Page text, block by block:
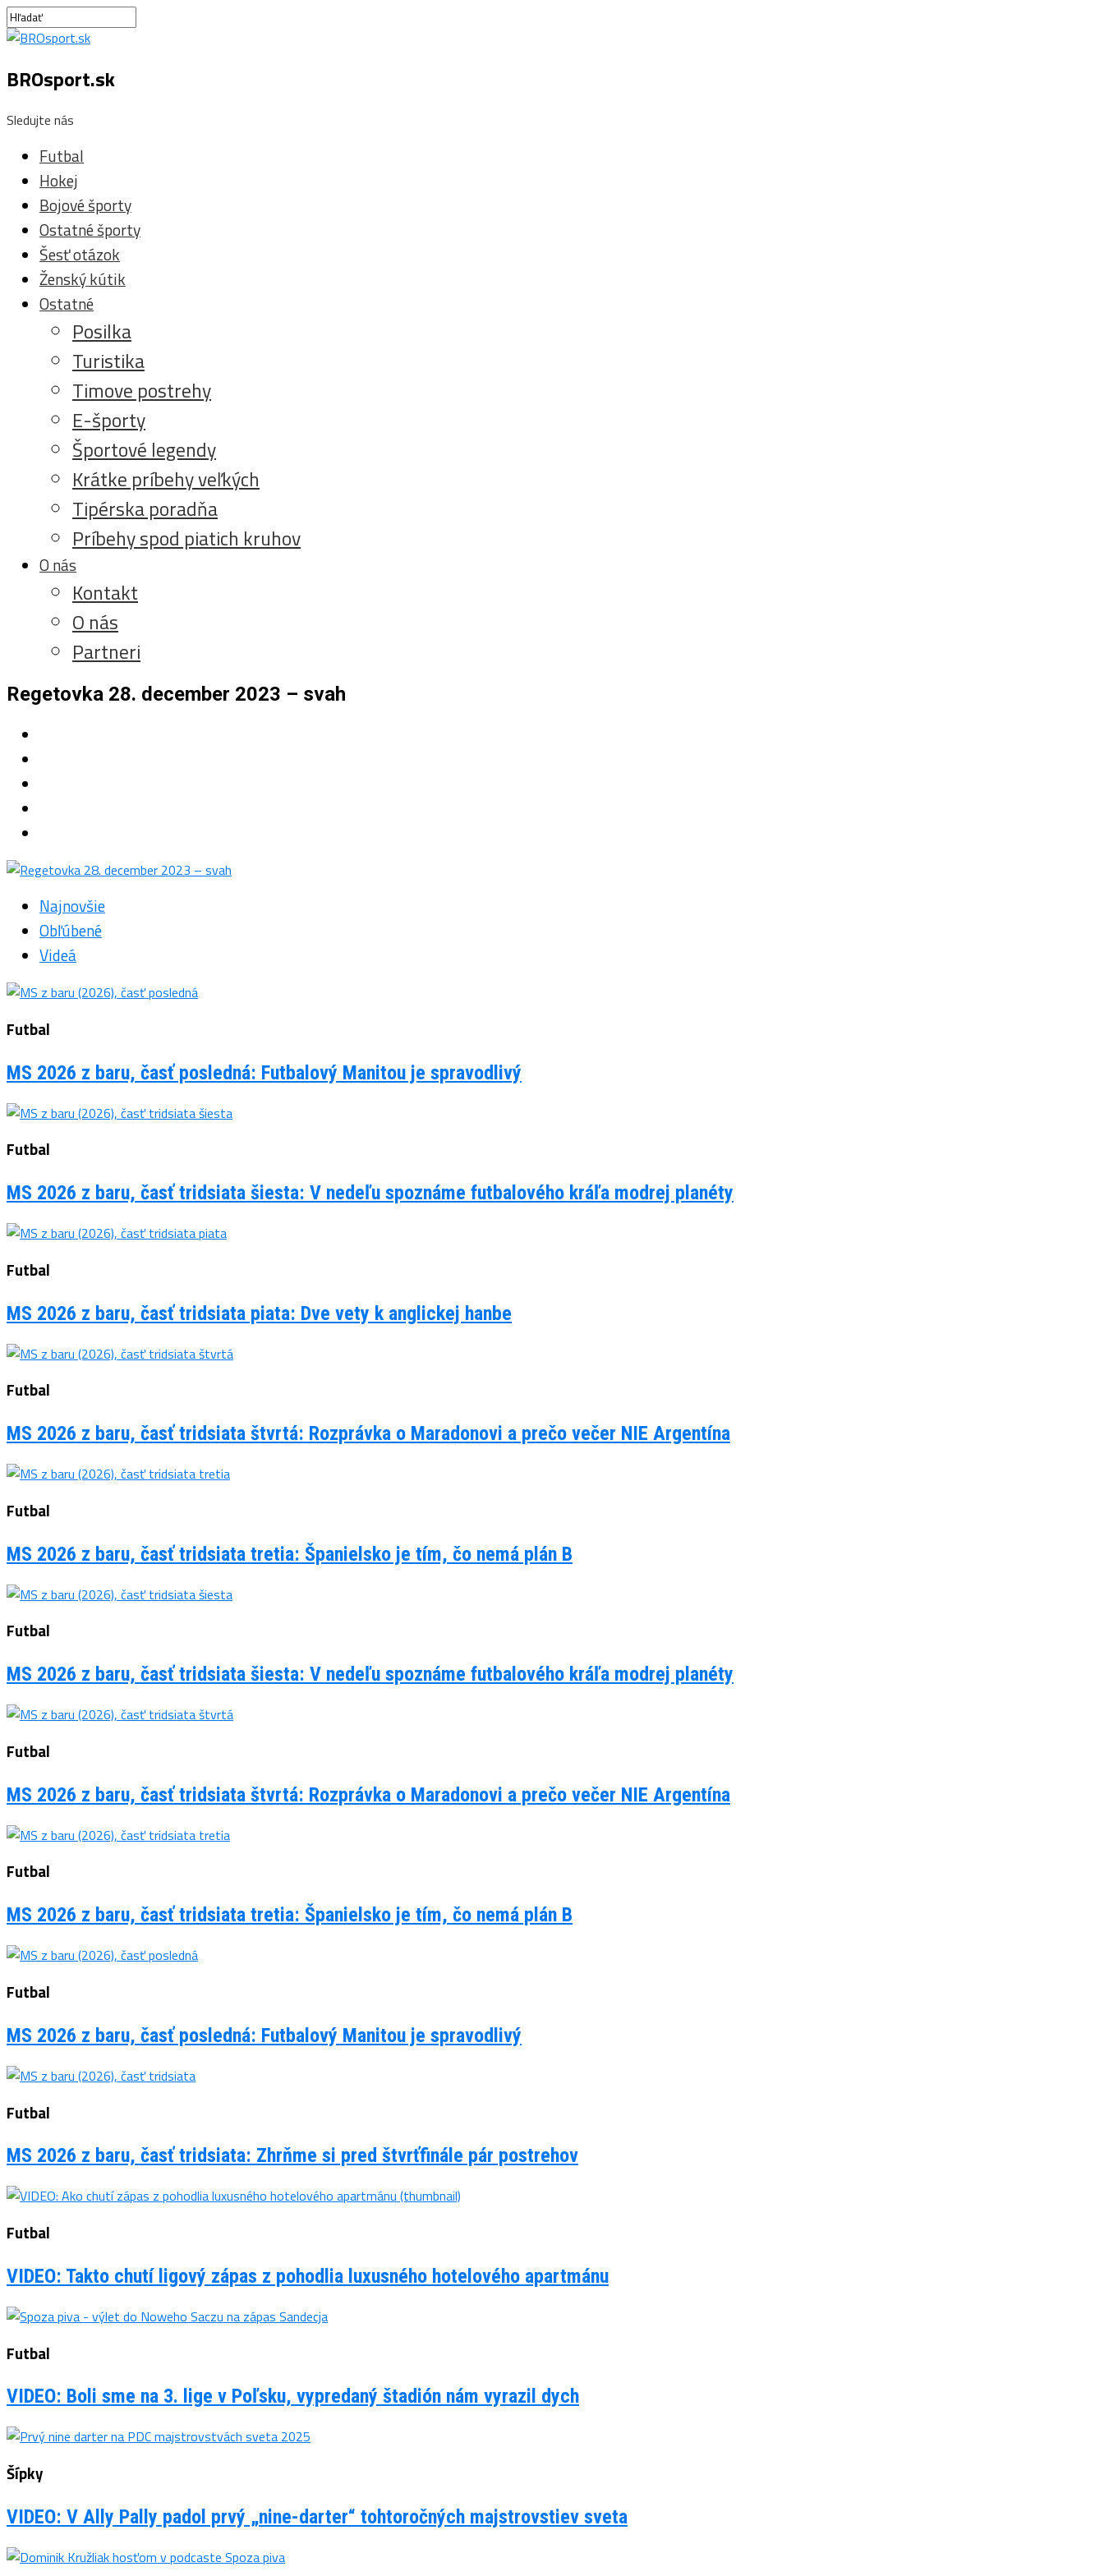
BROsport.sk
Sledujte nás
Futbal
Hokej
Bojové športy
Ostatné športy
Šesť otázok
Ženský kútik
Ostatné
Posilka
Turistika
Timove postrehy
E-športy
Športové legendy
Krátke príbehy veľkých
Tipérska poradňa
Príbehy spod piatich kruhov
O nás
Kontakt
O nás
Partneri
Regetovka 28. december 2023 – svah
Najnovšie
Obľúbené
Videá
Futbal
MS 2026 z baru, časť posledná: Futbalový Manitou je spravodlivý
Futbal
MS 2026 z baru, časť tridsiata šiesta: V nedeľu spoznáme futbalového kráľa modrej planéty
Futbal
MS 2026 z baru, časť tridsiata piata: Dve vety k anglickej hanbe
Futbal
MS 2026 z baru, časť tridsiata štvrtá: Rozprávka o Maradonovi a prečo večer NIE Argentína
Futbal
MS 2026 z baru, časť tridsiata tretia: Španielsko je tím, čo nemá plán B
Futbal
MS 2026 z baru, časť tridsiata šiesta: V nedeľu spoznáme futbalového kráľa modrej planéty
Futbal
MS 2026 z baru, časť tridsiata štvrtá: Rozprávka o Maradonovi a prečo večer NIE Argentína
Futbal
MS 2026 z baru, časť tridsiata tretia: Španielsko je tím, čo nemá plán B
Futbal
MS 2026 z baru, časť posledná: Futbalový Manitou je spravodlivý
Futbal
MS 2026 z baru, časť tridsiata: Zhrňme si pred štvrťfinále pár postrehov
Futbal
VIDEO: Takto chutí ligový zápas z pohodlia luxusného hotelového apartmánu
Futbal
VIDEO: Boli sme na 3. lige v Poľsku, vypredaný štadión nám vyrazil dych
Šípky
VIDEO: V Ally Pally padol prvý „nine-darter“ tohtoročných majstrovstiev sveta